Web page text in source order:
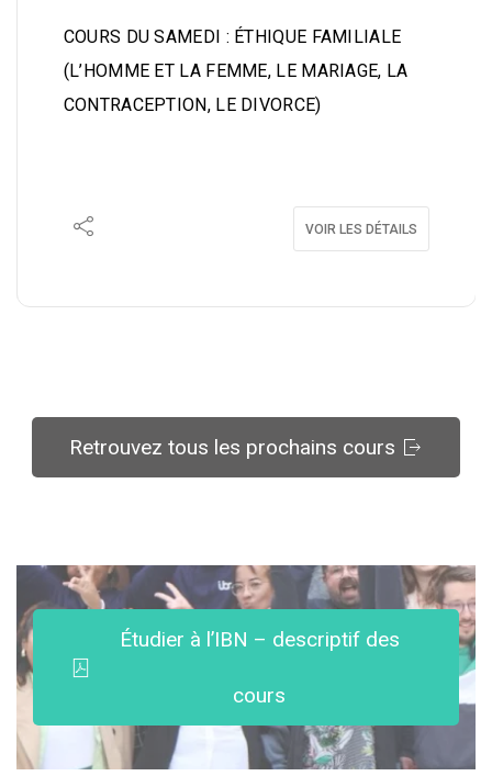
COURS DU SAMEDI : ÉTHIQUE FAMILIALE
(L’HOMME ET LA FEMME, LE MARIAGE, LA
CONTRACEPTION, LE DIVORCE)
VOIR LES DÉTAILS
Retrouvez tous les prochains cours
Étudier à l’IBN – descriptif des
cours